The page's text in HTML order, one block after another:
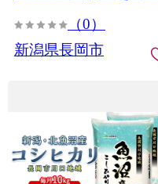
（0）
新潟県長岡市